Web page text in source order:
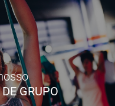
GRUPO